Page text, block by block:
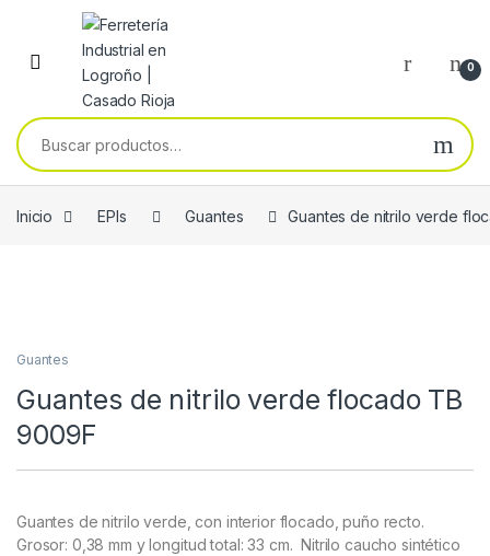
Skip to navigation
Skip to content
0
Buscar por:
Inicio EPIs Guantes Guantes de nitrilo verde
Guantes
Guantes de nitrilo verde flocado TB
9009F
Guantes de nitrilo verde, con interior flocado, puño recto.
Grosor: 0,38 mm y longitud total: 33 cm. Nitrilo caucho sintético